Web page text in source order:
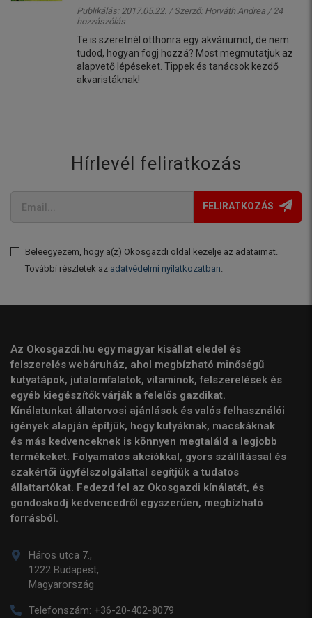
Publikálás: 2017.05.22. / Szerző: Horváth Andrea / 24
hozzászólás
Te is szeretnél otthonra egy akváriumot, de nem
tudod, hogyan fogj hozzá? Most megmutatjuk az
alapvető lépéseket. Tippek és tanácsok kezdő
akvaristáknak!
Hírlevél feliratkozás
FELIRATKOZÁS
Beleegyezem, hogy a(z) Okosgazdi oldal kezelje az adataimat.
További részletek az adatvédelmi nyilatkozatban.
Az Okosgazdi.hu egy magyar kisállat eledel és
felszerelés webáruház, ahol megbízható minőségű
kutyatápok, jutalomfalatok, vitaminok, felszerelések és
egyéb kiegészítők várják a felelős gazdikat.
Kínálatunkat állatorvosi ajánlások és valós felhasználói
igények alapján építjük, hogy kutyáknak, macskáknak
és más kedvenceknek is könnyen megtaláld a legjobb
termékeket. Folyamatos akciókkal, gyors szállítással és
szakértői ügyfélszolgálattal segítjük a tudatos
állattartókat. Fedezd fel az Okosgazdi kínálatát, és
gondoskodj kedvencedről egyszerűen, megbízható
forrásból.
Háros utca 7.,
1222 Budapest,
Magyarország
Telefonszám: +36-20-402-8079